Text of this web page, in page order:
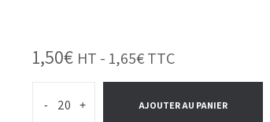
1,50€ HT - 1,65€TTC
- + AJOUTER AU PANIER